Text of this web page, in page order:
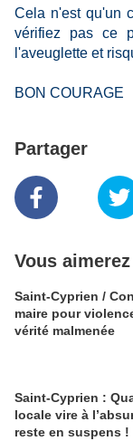
Cela n'est qu'un
vérifiez pas ce
l'aveuglette et
BON COURAGE
Partager
Vous
Saint-Cyprien /
maire pour
vérité malmenée
Saint-Cyprien :
locale vire à
reste en suspens !